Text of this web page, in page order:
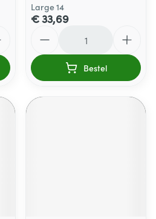
Large 14
€ 33,69
Bestel